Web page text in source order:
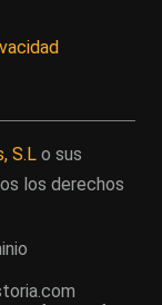
S.L o sus
los derechos